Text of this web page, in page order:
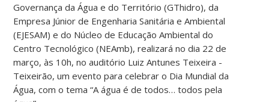
Governança da Água e do Território (GThidro), da
Empresa Júnior de Engenharia Sanitária e Ambiental
(EJESAM) e do Núcleo de Educação Ambiental do
Centro Tecnológico (NEAmb), realizará no dia 22 de
março, às 10h, no auditório Luiz Antunes Teixeira -
Teixeirão, um evento para celebrar o Dia Mundial da
Água, com o tema “A água é de todos… todos pela